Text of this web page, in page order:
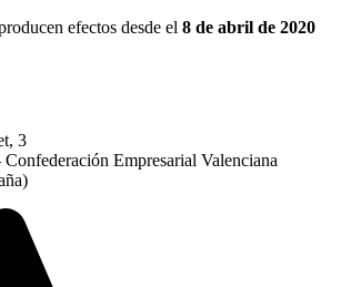
efectos desde el 8 de abril de 2020
3
Empresarial Valenciana